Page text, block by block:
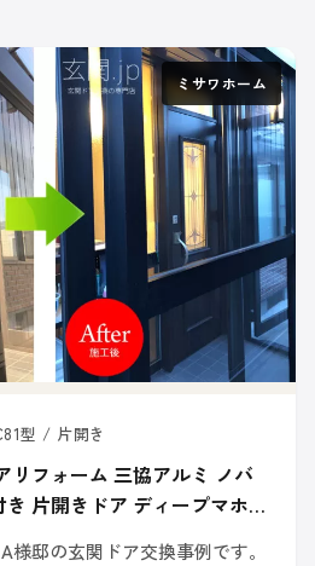
ミサワホーム
型 / 片開き
リフォーム 三協アルミ ノバ
き 片開きドア ディープマホガ
邸の玄関ドア交換事例です。